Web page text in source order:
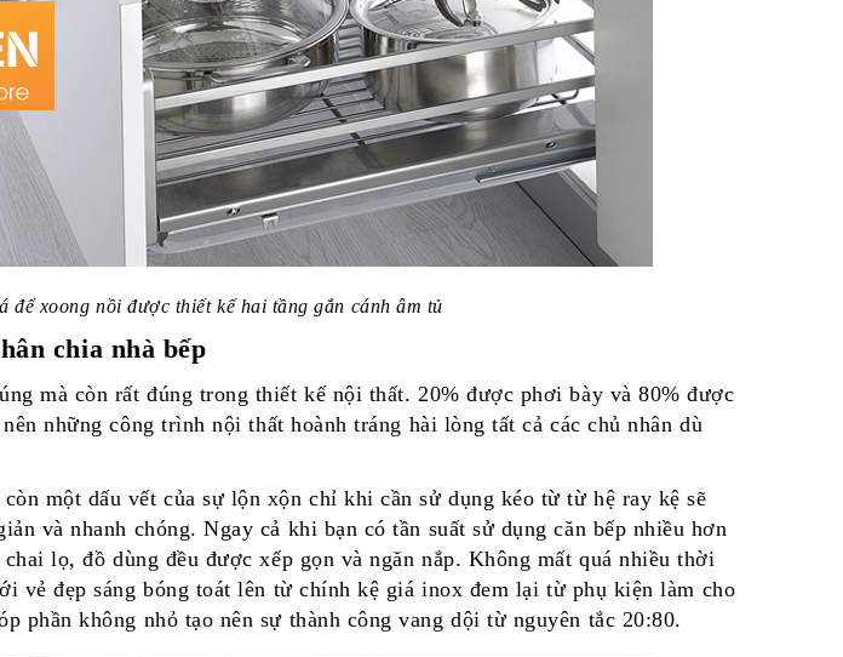
để xoong nồi được thiết kế hai tầng gắn cánh âm tủ
chia nhà bếp
mà còn rất đúng trong thiết kế nội thất. 20% được phơi bày và 80% được
những công trình nội thất hoành tráng hài lòng tất cả các chủ nhân dù
một dấu vết của sự lộn xộn chỉ khi cần sử dụng kéo từ từ hệ ray kệ sẽ
và nhanh chóng. Ngay cả khi bạn có tần suất sử dụng căn bếp nhiều hơn
lọ, đồ dùng đều được xếp gọn và ngăn nắp. Không mất quá nhiều thời
vẻ đẹp sáng bóng toát lên từ chính kệ giá inox đem lại từ phụ kiện làm cho
phần không nhỏ tạo nên sự thành công vang dội từ nguyên tắc 20:80.